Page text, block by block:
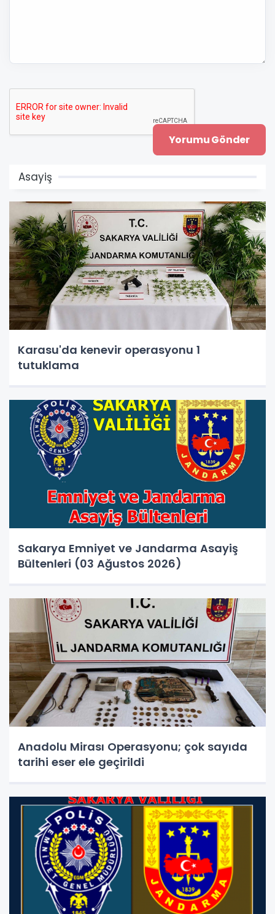
Asayiş
Karasu'da kenevir operasyonu 1
tutuklama
Sakarya Emniyet ve Jandarma Asayiş
Bültenleri (03 Ağustos 2026)
Anadolu Mirası Operasyonu; çok sayıda
tarihi eser ele geçirildi